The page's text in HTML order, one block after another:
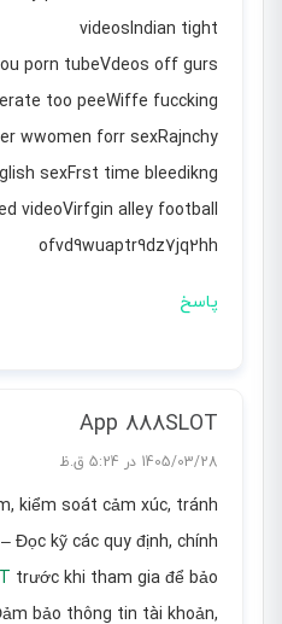
videosIndian tight
porn tubeVdeos off gurs
too peeWiffe fuccking
wwomen forr sexRajnchy
sexFrst time bleedikng
videoVirfgin alley football
ofvd9wuaptr9dz7jq2hh
پاسخ
App 888SLOT
1405/03/28 در 5:24 ق.ظ
kiểm soát cảm xúc, tránh
Đọc kỹ các quy định, chính
trước khi tham gia để bảo
bảo thông tin tài khoản,